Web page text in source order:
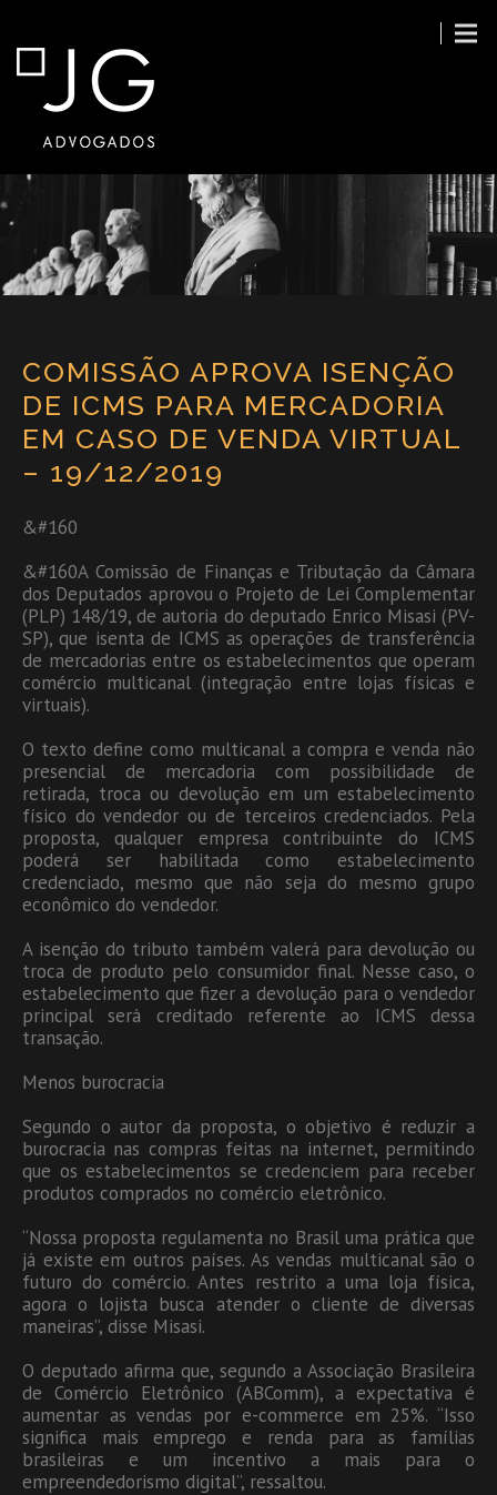
COMISSÃO APROVA ISENÇÃO
DE ICMS PARA MERCADORIA
EM CASO DE VENDA VIRTUAL
– 19/12/2019
&#160
&#160A Comissão de Finanças e Tributação da Câmara
dos Deputados aprovou o Projeto de Lei Complementar
(PLP) 148/19, de autoria do deputado Enrico Misasi (PV-
SP), que isenta de ICMS as operações de transferência
de mercadorias entre os estabelecimentos que operam
comércio multicanal (integração entre lojas físicas e
virtuais).
O texto define como multicanal a compra e venda não
presencial de mercadoria com possibilidade de
retirada, troca ou devolução em um estabelecimento
físico do vendedor ou de terceiros credenciados. Pela
proposta, qualquer empresa contribuinte do ICMS
poderá ser habilitada como estabelecimento
credenciado, mesmo que não seja do mesmo grupo
econômico do vendedor.
A isenção do tributo também valerá para devolução ou
troca de produto pelo consumidor final. Nesse caso, o
estabelecimento que fizer a devolução para o vendedor
principal será creditado referente ao ICMS dessa
transação.
Menos burocracia
Segundo o autor da proposta, o objetivo é reduzir a
burocracia nas compras feitas na internet, permitindo
que os estabelecimentos se credenciem para receber
produtos comprados no comércio eletrônico.
“Nossa proposta regulamenta no Brasil uma prática que
já existe em outros países. As vendas multicanal são o
futuro do comércio. Antes restrito a uma loja física,
agora o lojista busca atender o cliente de diversas
maneiras”, disse Misasi.
O deputado afirma que, segundo a Associação Brasileira
de Comércio Eletrônico (ABComm), a expectativa é
aumentar as vendas por e-commerce em 25%. “Isso
significa mais emprego e renda para as famílias
brasileiras e um incentivo a mais para o
empreendedorismo digital”, ressaltou.